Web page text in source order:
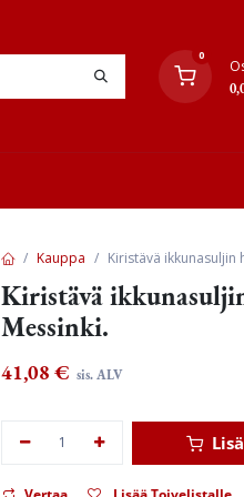
0
Kauppa Kiristävä ikkunasuljin
Kiristävä
Messinki.
41,08 € sis. ALV